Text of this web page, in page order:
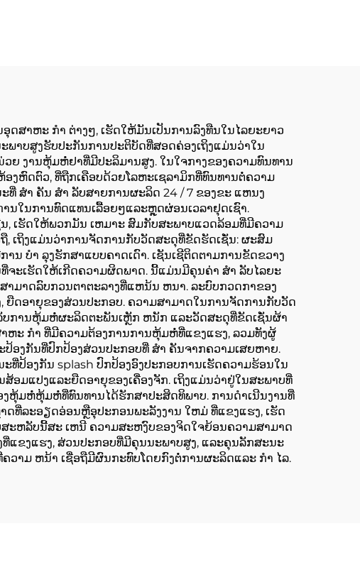
ສາຫະ ກໍາ ຕ່າງໆ, ເຮັດໃຫ້ມັນເປັນການລົງທືນໃນໄລຍະຍາວ
າບສູງຮັບປະກັນການປະຕິບັດທີ່ສອດຄ່ອງເຖິງແມ່ນວ່າໃນ
ງານຫຸ້ມຫໍ່ຢາທີ່ມີປະລິມານສູງ. ໃນໃຈກາງຂອງຄວາມທົນທານ
ງຫົດຕົວ, ທີ່ຖືກເຄືອບດ້ວຍໂລຫະເຊລາມິກທີ່ທົນທານຕໍ່ຄວາມ
ສໍາ ຄັນ ສໍາ ລັບສາຍການຜະລິດ 24 / 7 ຂອງຂະ ແຫນງ
ນໃນການທົດແທນເລື້ອຍໆແລະຫຼຸດຜ່ອນເວລາຢຸດເຊົາ.
, ເຮັດໃຫ້ພວກມັນ ເຫມາະ ສົມກັບສະພາບແວດລ້ອມທີ່ມີຄວາມ
, ເຖິງແມ່ນວ່າການຈັດການກັບວັດສະດຸທີ່ຂັດຮັດເຊັ່ນ: ຜະສົມ
ບໍາ ລຸງຮັກສາແບບຄາດເດົາ. ເຊັນເຊີຕິດຕາມການຂັດຂວາງ
ຈະເຮັດໃຫ້ເກີດຄວາມຜິດພາດ. ນີ້ແມ່ນມີຄຸນຄ່າ ສໍາ ລັບໄລຍະ
ມາດລົບກວນຕາຕະລາງທີ່ແຫນ້ນ ຫນາ. ລະບົບກວດກາຂອງ
ຍືດອາຍຸຂອງສ່ວນປະກອບ. ຄວາມສາມາດໃນການຈັດການກັບວັດ
ບການຫຸ້ມຫໍ່ຜະລິດຕະພັນເຫຼັກ ຫນັກ ແລະວັດສະດຸທີ່ຂັດເຊັ່ນຜ້າ
ຫະ ກໍາ ທີ່ມີຄວາມຕ້ອງການການຫຸ້ມຫໍ່ທີ່ແຂງແຮງ, ລວມທັງຜູ້
ອງກັນທີ່ປົກປ້ອງສ່ວນປະກອບທີ່ ສໍາ ຄັນຈາກຄວາມເສຍຫາຍ.
ທີ່ປ້ອງກັນ splash ປົກປ້ອງອົງປະກອບການເຮັດຄວາມຮ້ອນໃນ
ມແປງແລະຍືດອາຍຸຂອງເຄື່ອງຈັກ. ເຖິງແມ່ນວ່າຢູ່ໃນສະພາບທີ່
ງຫຸ້ມຫໍ່ຫຸ້ມຫໍ່ທີ່ທົນທານໄດ້ຮັກສາປະສິດທິພາບ. ການດໍາເນີນງານທີ່
ທີ່ລະອຽດອ່ອນຫຼືອຸປະກອນພະລັງງານ ໃຫມ່ ທີ່ແຂງແຮງ, ເຮັດ
ະຫລັບນີ້ສະ ເຫນີ ຄວາມສະຫງົບຂອງຈິດໃຈຍ້ອນຄວາມສາມາດ
ແຂງແຮງ, ສ່ວນປະກອບທີ່ມີຄຸນນະພາບສູງ, ແລະຄຸນລັກສະນະ
ວາມ ຫນ້າ ເຊື່ອຖືມີຜົນກະທົບໂດຍກົງຕໍ່ການຜະລິດແລະ ກໍາ ໄລ.